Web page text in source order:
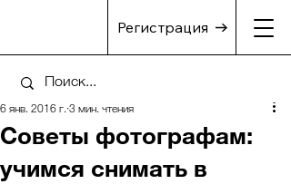
Регистрация
Советы фотографам:
учимся снимать в
6 янв. 2016 г. 3 мин. чтения